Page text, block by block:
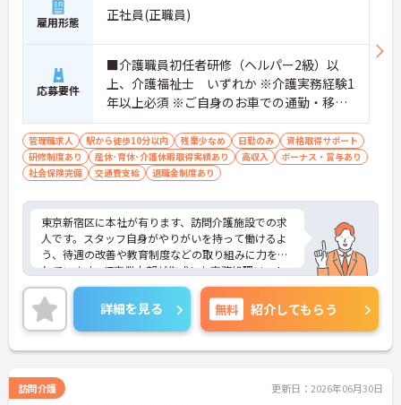
【専門資格を活かした収入アップと明確なキャリア
形成が期待できます】
・資格手当が支給されるほか、年2回の評価面談で
個人の頑張りが給与に還元される仕組みが整ってい
ます
・サービス提供責任者や管理者へのキャリアアップ
【IT化と手厚いフォロー体制により、業務のストレ
スを軽減できます】
・記録票の提出やシフト確認をすべてスマートフォ
ンで行えるため、手書きの書類作成や事業所への移
動の手間が省けケア業務に集中できます
・定期的な面談を通じて上司がフォローする体制が
あり、訪問介護でありながら孤立することなくチー
ムの支援を受けながら業務に取り組めます
雇用形態 正社員(正職員)
応募要件
■介護職員初任者研修（ヘルパー2級）以
上、介護福祉士 いずれか ※介護実務経験1
年以上必須 ※ご自身のお車での通勤・移動
が可能な方
管理職求人 駅から徒歩10分以内 残業少なめ 日勤のみ
資格取得サポート
研修制度あり
産休･育休･介護休暇取得実績あり 高収入
ボーナス・賞与あり
社会保険完備
交通費支給 退職金制度あり
東京新宿区に本社が有ります、訪問介護施設での求
人です。スタッフ自身がやりがいを持って働けるよ
う、待遇の改善や教育制度などの取り組みに力を入
れています。IT事業本部が作成した事務処理ソフト
を導入しており、事務作業は少なく、その分ご利用
者様への対応を重視することもできます。入社後の
研修はもちろん、介護技術研修、PC研修、マナー研
修、資格取得のための勉強会等ステップに応じて用
意されており安心してご就業いただけます。
細などお話しいたしますのでお気軽にお問い合わせ
下さい。
詳細を見る 無料 紹介してもらう
訪問介護 更新日：2026年06月30日